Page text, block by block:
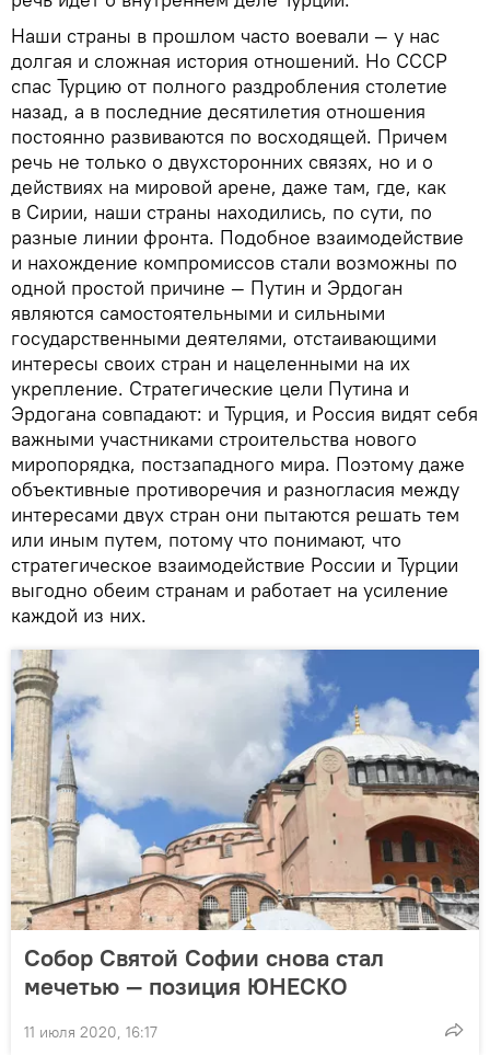
Наши страны в прошлом часто воевали — у нас
долгая и сложная история отношений. Но СССР
спас Турцию от полного раздробления столетие
назад, а в последние десятилетия отношения
постоянно развиваются по восходящей. Причем
речь не только о двухсторонних связях, но и о
действиях на мировой арене, даже там, где, как
в Сирии, наши страны находились, по сути, по
разные линии фронта. Подобное взаимодействие
и нахождение компромиссов стали возможны по
одной простой причине — Путин и Эрдоган
являются самостоятельными и сильными
государственными деятелями, отстаивающими
интересы своих стран и нацеленными на их
укрепление. Стратегические цели Путина и
Эрдогана совпадают: и Турция, и Россия видят себя
важными участниками строительства нового
миропорядка, постзападного мира. Поэтому даже
объективные противоречия и разногласия между
интересами двух стран они пытаются решать тем
или иным путем, потому что понимают, что
стратегическое взаимодействие России и Турции
выгодно обеим странам и работает на усиление
каждой из них.
Собор Святой Софии снова стал
мечетью — позиция ЮНЕСКО
11 июля 2020, 16:17